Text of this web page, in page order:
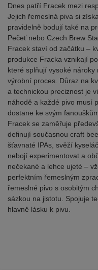
Dnes patří Fracek mezi
Jejich řemeslná piva si
pravidelně bodují také na
Pečeť nebo Czech Brew
Fracek staví od začátku –
produkce Fracka vznikají
které splňují vysoké
výrobní proces. Důraz na
a technickou preciznost je
náhodě a každé pivo musí
dostane ke svým
Fracek se zaměřuje
definují současnou craft
šťavnaté IPAs, svěží
nebojí experimentovat a
nečekané a lehce ujeté –
perfektním řemeslným
řemeslné pivo s osobitým
sázkou na jistotu. Spojuje
hlavně lásku k pivu.